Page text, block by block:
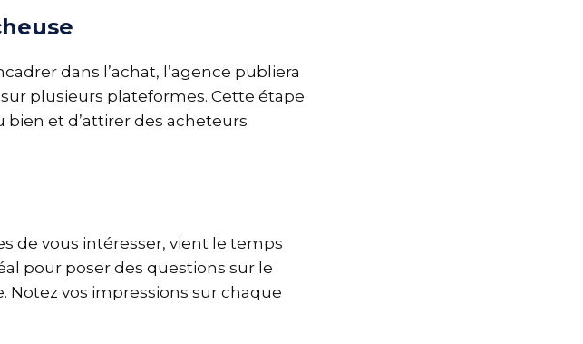
dans l’achat, l’agence publiera
plusieurs plateformes. Cette étape
et d’attirer des acheteurs
de vous intéresser, vient le temps
pour poser des questions sur le
Notez vos impressions sur chaque